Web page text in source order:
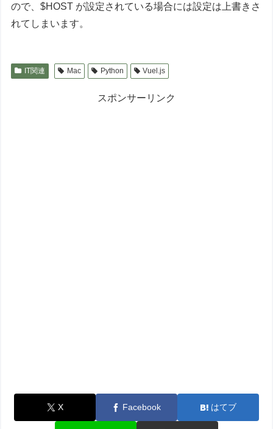
ので、$HOST が設定されている場合には設定は上書きさ
れてしまいます。
IT関連 Mac Python Vuel.js
スポンサーリンク
X Facebook はてブ